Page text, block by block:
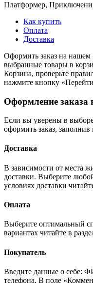
Платформер,
Как купить
Оплата
Доставка
Оформить заказ на нашем
выбранные товары в
Корзина, проверьте
нажмите кнопку
Оформление заказа
Если вы уверены в
оформить заказ,
Доставка
В зависимости от места
доставки. Выберите
условиях доставки
Оплата
Выберите оптимальный
вариантах читайте в
Покупатель
Введите данные о себе:
телефона. В поле